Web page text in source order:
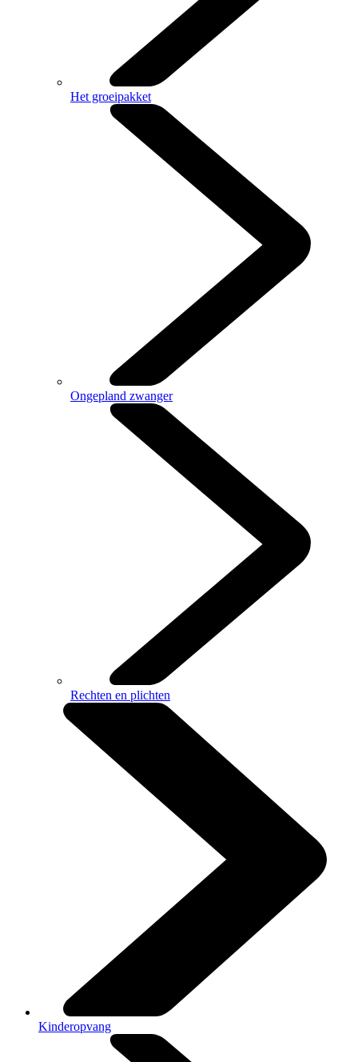
Het groeipakket
Ongepland zwanger
Rechten en plichten
Kinderopvang